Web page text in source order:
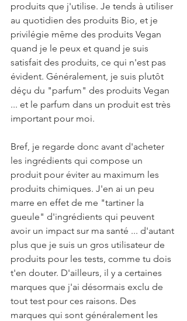
produits que j'utilise. Je tends à utiliser
au quotidien des produits Bio, et je
privilégie même des produits Vegan
quand je le peux et quand je suis
satisfait des produits, ce qui n'est pas
évident. Généralement, je suis plutôt
déçu du "parfum" des produits Vegan
... et le parfum dans un produit est très
important pour moi.
Bref, je regarde donc avant d'acheter
les ingrédients qui compose un
produit pour éviter au maximum les
produits chimiques. J'en ai un peu
marre en effet de me "tartiner la
gueule" d'ingrédients qui peuvent
avoir un impact sur ma santé ... d'autant
plus que je suis un gros utilisateur de
produits pour les tests, comme tu dois
t'en douter. D'ailleurs, il y a certaines
marques que j'ai désormais exclu de
tout test pour ces raisons. Des
marques qui sont généralement les